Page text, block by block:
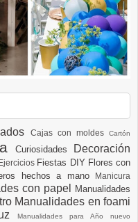
Cajas con moldesCartón
Curiosidades Decoración
Fiestas DIY Flores con
hechos a mano Manicura
con papel
Manualidades
Manualidades en foami
Manualidades para Año nuevo